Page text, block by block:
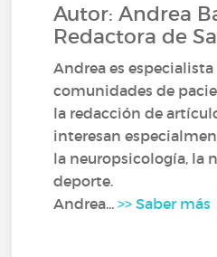
Autor: Andrea
Redactora de
Andrea es
comunidades de
la redacción de
interesan
la neuropsicología, la
deporte.
Andrea...>> Saber más